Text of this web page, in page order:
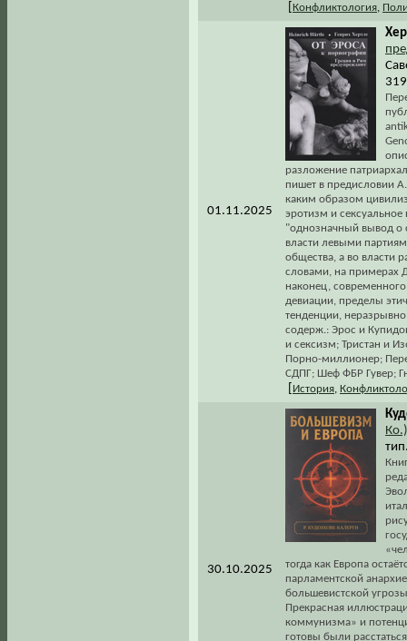
Конфликтология
01.11.2025
разложение
пишет в предисловии
каким образом
эротизм и сексуальное
"однозначный вывод о
власти левыми
общества, а во власти
словами, на примерах
наконец, современного
девиации, пределы
тенденции,
содерж.: Эрос и
и сексизм; Тристан и
Порно-миллионер;
СДПГ; Шеф ФБР Гувер;
История
30.10.2025
Ко.)
тогда как Европа
парламентской
большевистской
Прекрасная
коммунизма» и
готовы были